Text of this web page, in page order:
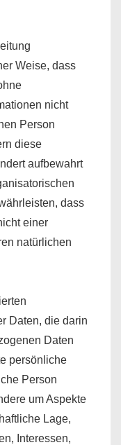
Weise, dass
nicht
Person
diese
aufbewahrt
dass
einer
natürlichen
Daten, die darin
Daten
persönliche
Person
um Aspekte
Lage,
Interessen,